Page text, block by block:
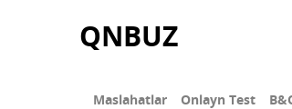
QNBUZ
Maslahatlar Onlayn Test